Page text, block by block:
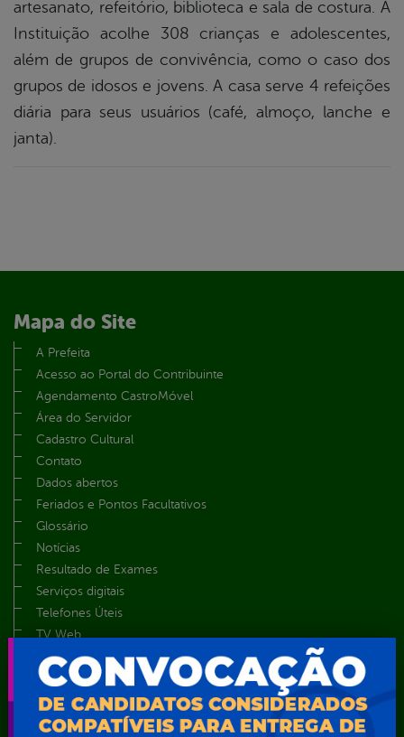
artesanato, refeitório, biblioteca e sala de costura. A
Instituição acolhe 308 crianças e adolescentes,
além de grupos de convivência, como o caso dos
grupos de idosos e jovens. A casa serve 4 refeições
diária para seus usuários (café, almoço, lanche e
janta).
Mapa do Site
A Prefeita
Acesso ao Portal do Contribuinte
Agendamento CastroMóvel
Área do Servidor
Cadastro Cultural
Contato
Dados abertos
Feriados e Pontos Facultativos
Glossário
Notícias
Resultado de Exames
Serviços digitais
Telefones Úteis
TV Web
Vice-Prefeito
Secretarias
Agência Municipal de Meio Ambiente – AMMA
Assistência Social e Cidadania